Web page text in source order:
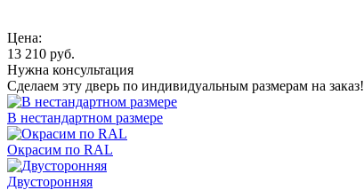
Цена:
13 210 руб.
Нужна консультация
Сделаем эту дверь по индивидуальным размерам на заказ!
В нестандартном размере
Окрасим по RAL
Двусторонняя